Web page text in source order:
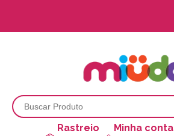
Rastreio Minha conta